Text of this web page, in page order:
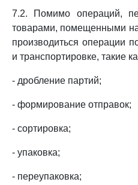
7.2. Помимо операций,
товарами, помещенными
производиться операции
и транспортировке, такие
- дробление партий;
- формирование отправок;
- сортировка;
- упаковка;
- переупаковка;